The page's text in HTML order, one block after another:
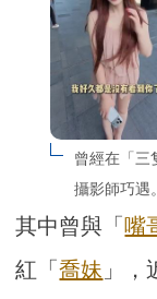
曾經在「三
攝影師巧遇
其中曾與「嘴
紅「喬妹 」，